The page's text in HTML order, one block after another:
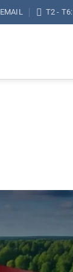
EMAIL T2 -